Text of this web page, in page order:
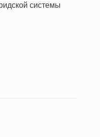
системы